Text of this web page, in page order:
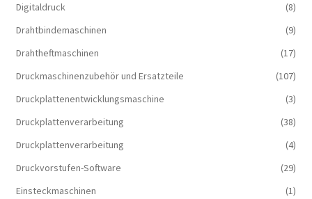
Digitaldruck
(8)
Drahtbindemaschinen
(9)
Drahtheftmaschinen
(17)
Druckmaschinenzubehör und Ersatzteile
(107)
Druckplattenentwicklungsmaschine
(3)
Druckplattenverarbeitung
(38)
Druckplattenverarbeitung
(4)
Druckvorstufen-Software
(29)
Einsteckmaschinen
(1)